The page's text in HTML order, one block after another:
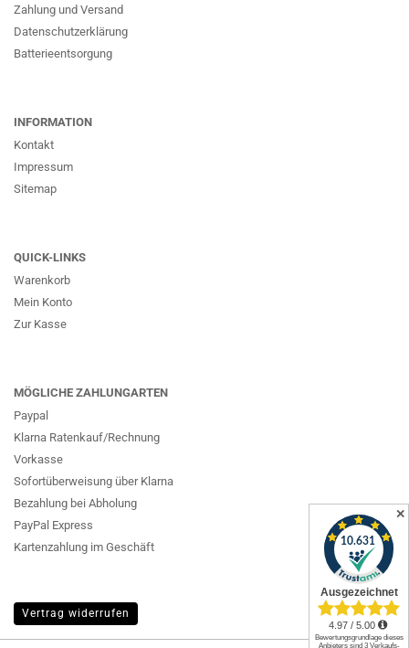
Zahlung und Versand
Datenschutzerklärung
Batterieentsorgung
INFORMATION
Kontakt
Impressum
Sitemap
QUICK-LINKS
Warenkorb
Mein Konto
Zur Kasse
MÖGLICHE ZAHLUNGARTEN
Paypal
Klarna Ratenkauf/Rechnung
Vorkasse
Sofortüberweisung über Klarna
Bezahlung bei Abholung
PayPal Express
Kartenzahlung im Geschäft
Vertrag widerrufen
✕